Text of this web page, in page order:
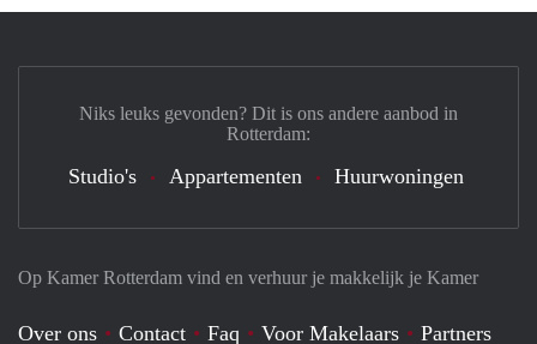
Op Kamer Rotterdam vind en verhuur je makkelijk je Kamer
Over ons Contact Faq Voor Makelaars Partners
Niks leuks gevonden? Dit is ons andere aanbod in
Rotterdam:
Studio's Appartementen Huurwoningen